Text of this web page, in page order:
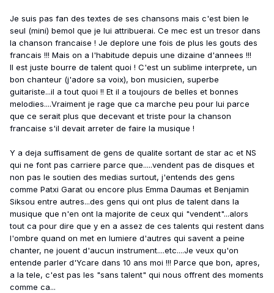
Je suis pas fan des textes de ses chansons mais c'est bien le
seul (mini) bemol que je lui attribuerai. Ce mec est un tresor dans
la chanson francaise ! Je deplore une fois de plus les gouts des
francais !!! Mais on a l'habitude depuis une dizaine d'annees !!!
Il est juste bourre de talent quoi ! C'est un sublime interprete, un
bon chanteur (j'adore sa voix), bon musicien, superbe
guitariste...il a tout quoi !! Et il a toujours de belles et bonnes
melodies....Vraiment je rage que ca marche peu pour lui parce
que ce serait plus que decevant et triste pour la chanson
francaise s'il devait arreter de faire la musique !
Y a deja suffisament de gens de qualite sortant de star ac et NS
qui ne font pas carriere parce que.....vendent pas de disques et
non pas le soutien des medias surtout, j'entends des gens
comme Patxi Garat ou encore plus Emma Daumas et Benjamin
Siksou entre autres...des gens qui ont plus de talent dans la
musique que n'en ont la majorite de ceux qui "vendent"...alors
tout ca pour dire que y en a assez de ces talents qui restent dans
l'ombre quand on met en lumiere d'autres qui savent a peine
chanter, ne jouent d'aucun instrument....etc....Je veux qu'on
entende parler d'Ycare dans 10 ans moi !!! Parce que bon, apres,
a la tele, c'est pas les "sans talent" qui nous offrent des moments
comme ca...